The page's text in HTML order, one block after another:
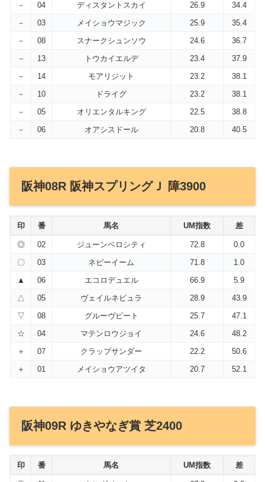
－
04 ディスタントスカイ 26.9
34.4
－
03 メイショウマジック 25.9
35.4
－
08 スナークシュンソウ 24.6
36.7
－
13 トウカイエルデ 23.4
37.9
－
14 モアリジット 23.2
38.1
－
10 ドライグ 23.2
38.1
－
05 オリエンタルキング 22.5
38.8
－
06 オアシスドール 20.8 40.5
阪神08R 阪神スプリングＪ 障3900
印 番 馬名 UM指数 差
◎ 02 ジューンベロシティ 72.8
0.0
〇
03 ネビーイーム 71.8
1.0
▲
06 エコロデュエル 66.9
5.9
△
05 ヴェイルネビュラ 28.9
43.9
▽
08 グルーヴビート 25.7
47.1
☆
04 マテンロウジョイ 24.6
48.2
＋
07 クラップサンダー 22.2
50.6
＋
01 メイショウアツイタ 20.7 52.1
阪神09R ゆきやなぎ賞 芝2400
印 番 馬名 UM指数 差